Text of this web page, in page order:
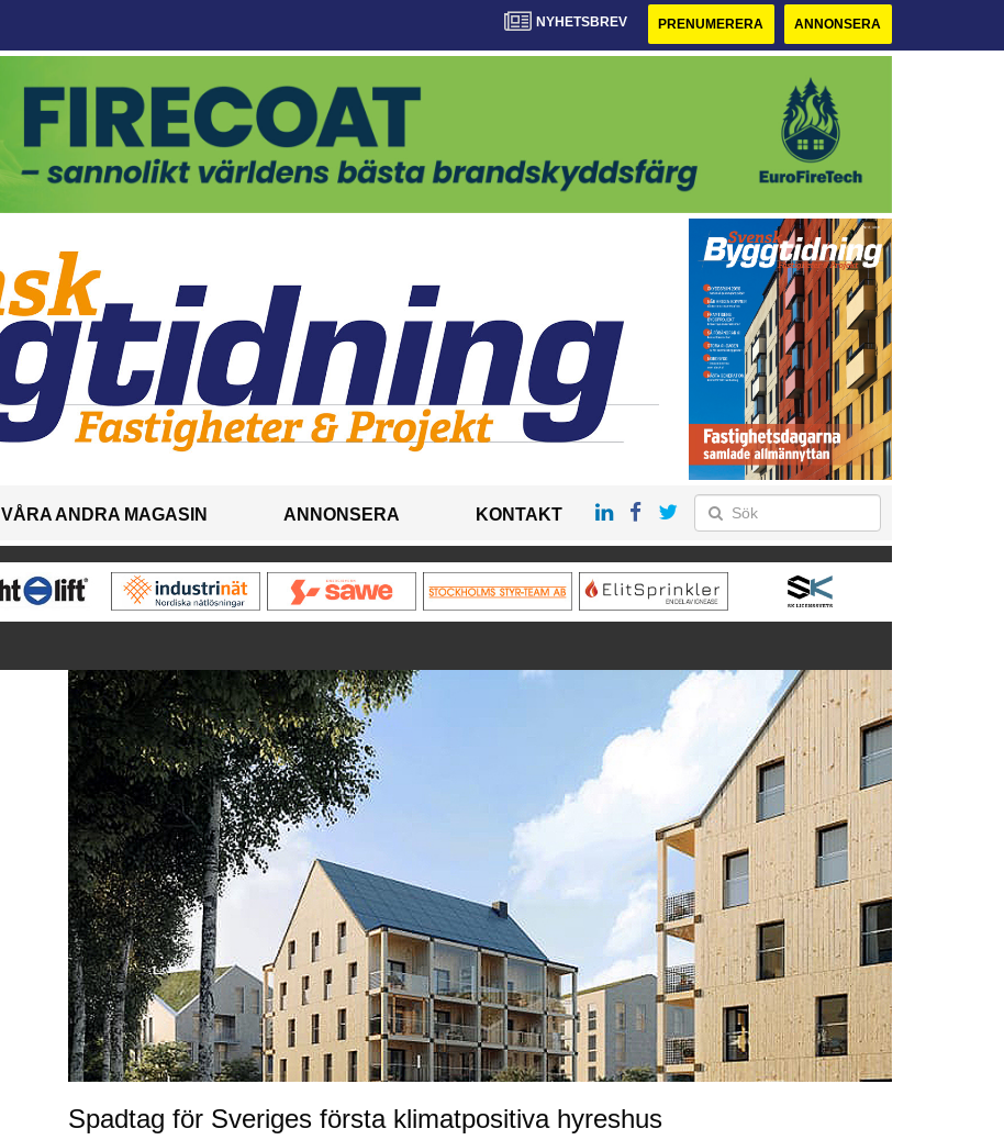
NYHETSBREV PRENUMERERA ANNONSERA
VÅRA ANDRA MAGASIN ANNONSERA KONTAKT
Spadtag för Sveriges första klimatpositiva hyreshus